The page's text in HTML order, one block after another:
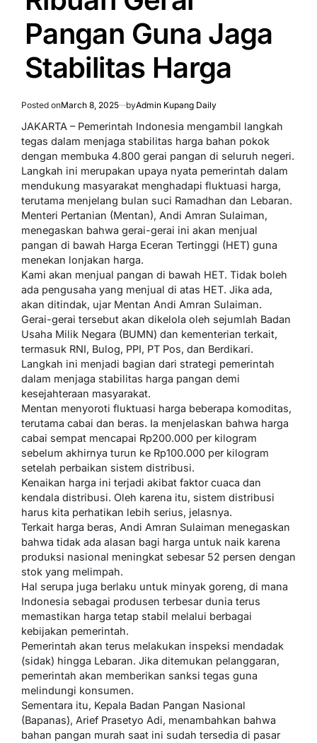
Pangan Guna Jaga
Stabilitas Harga
Posted onMarch 8, 2025 byAdmin Kupang Daily
JAKARTA – Pemerintah Indonesia mengambil langkah
tegas dalam menjaga stabilitas harga bahan pokok
dengan membuka 4.800 gerai pangan di seluruh negeri.
Langkah ini merupakan upaya nyata pemerintah dalam
mendukung masyarakat menghadapi fluktuasi harga,
terutama menjelang bulan suci Ramadhan dan Lebaran.
Menteri Pertanian (Mentan), Andi Amran Sulaiman,
menegaskan bahwa gerai-gerai ini akan menjual
pangan di bawah Harga Eceran Tertinggi (HET) guna
menekan lonjakan harga.
Kami akan menjual pangan di bawah HET. Tidak boleh
ada pengusaha yang menjual di atas HET. Jika ada,
akan ditindak, ujar Mentan Andi Amran Sulaiman.
Gerai-gerai tersebut akan dikelola oleh sejumlah Badan
Usaha Milik Negara (BUMN) dan kementerian terkait,
termasuk RNI, Bulog, PPI, PT Pos, dan Berdikari.
Langkah ini menjadi bagian dari strategi pemerintah
dalam menjaga stabilitas harga pangan demi
kesejahteraan masyarakat.
Mentan menyoroti fluktuasi harga beberapa komoditas,
terutama cabai dan beras. Ia menjelaskan bahwa harga
cabai sempat mencapai Rp200.000 per kilogram
sebelum akhirnya turun ke Rp100.000 per kilogram
setelah perbaikan sistem distribusi.
Kenaikan harga ini terjadi akibat faktor cuaca dan
kendala distribusi. Oleh karena itu, sistem distribusi
harus kita perhatikan lebih serius, jelasnya.
Terkait harga beras, Andi Amran Sulaiman menegaskan
bahwa tidak ada alasan bagi harga untuk naik karena
produksi nasional meningkat sebesar 52 persen dengan
stok yang melimpah.
Hal serupa juga berlaku untuk minyak goreng, di mana
Indonesia sebagai produsen terbesar dunia terus
memastikan harga tetap stabil melalui berbagai
kebijakan pemerintah.
Pemerintah akan terus melakukan inspeksi mendadak
(sidak) hingga Lebaran. Jika ditemukan pelanggaran,
pemerintah akan memberikan sanksi tegas guna
melindungi konsumen.
Sementara itu, Kepala Badan Pangan Nasional
(Bapanas), Arief Prasetyo Adi, menambahkan bahwa
bahan pangan murah saat ini sudah tersedia di pasar